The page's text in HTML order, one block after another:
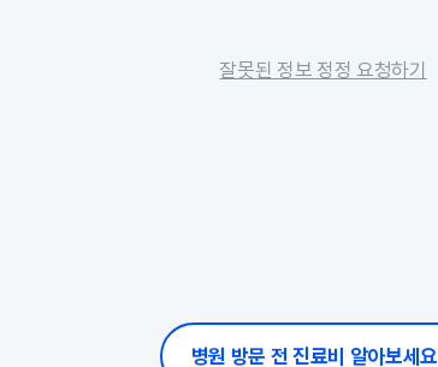
잘못된 정보 정정 요청하기
병원 방문 전 진료비 알아보세요